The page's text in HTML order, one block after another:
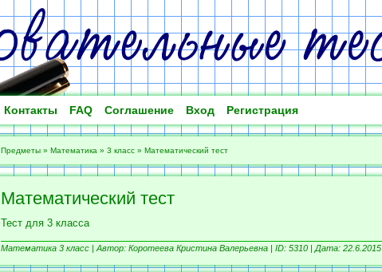
Контакты FAQ Соглашение Вход Регистрация
Предметы » Математика » 3 класс » Математический тест
Математический тест
Тест для 3 класса
Математика 3 класс | Автор: Коротеева Кристина Валерьевна | ID: 5310 | Дата: 22.6.2015